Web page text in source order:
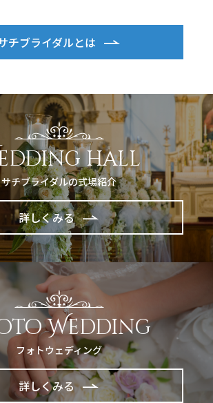
チブライダルとは
hall
サチブライダルの式場紹介
詳しくみる
Wedding
フォトウェディング
詳しくみる